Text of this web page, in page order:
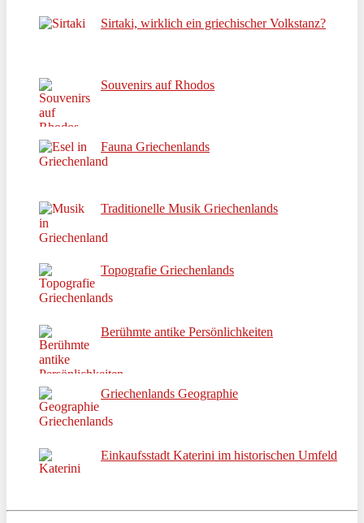
Sirtaki, wirklich ein griechischer Volkstanz?
Souvenirs auf Rhodos
Fauna Griechenlands
Traditionelle Musik Griechenlands
Topografie Griechenlands
Berühmte antike Persönlichkeiten
Griechenlands Geographie
Einkaufsstadt Katerini im historischen Umfeld